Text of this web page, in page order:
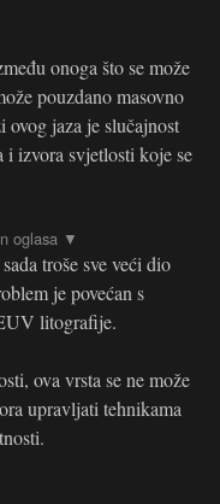
onoga što se može
pouzdano masovno
jaza je slučajnost
izvora svjetlosti koje se
troše sve veći dio
je povećan s
litografije.
ova vrsta se ne može
upravljati tehnikama